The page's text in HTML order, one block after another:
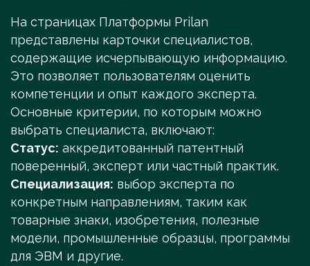
На страницах Платформы Prilan
представлены карточки специалистов,
содержащие исчерпывающую информацию.
Это позволяет пользователям оценить
компетенции и опыт каждого эксперта.
Основные критерии, по которым можно
выбрать специалиста, включают:
Статус: аккредитованный патентный
поверенный, эксперт или частный практик.
Специализация: выбор эксперта по
конкретным направлениям, таким как
товарные знаки, изобретения, полезные
модели, промышленные образцы, программы
для ЭВМ и другие.